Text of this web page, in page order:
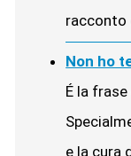
racconto
Non ho
É la
e la cura